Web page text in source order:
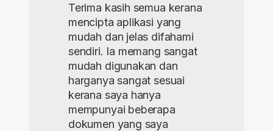
Terima kasih semua kerana
mencipta aplikasi yang
mudah dan jelas difahami
sendiri. Ia memang sangat
mudah digunakan dan
harganya sangat sesuai
kerana saya hanya
mempunyai beberapa
dokumen yang saya